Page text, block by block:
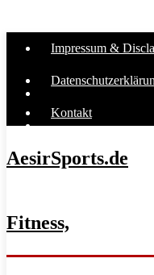
Impressum &
Kontakt
AesirSports.de
Fitness,